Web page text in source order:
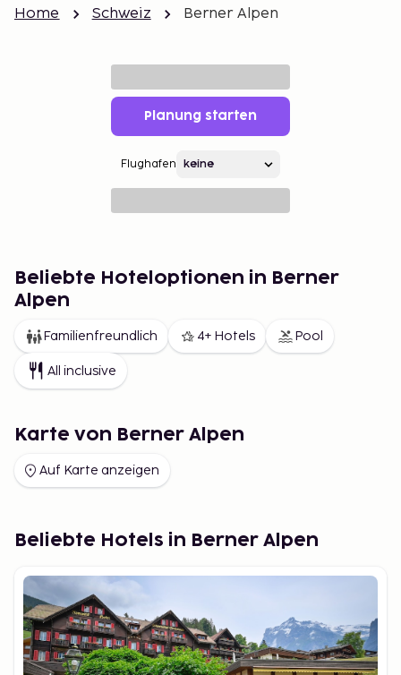
Home Schweiz Berner Alpen
Planung starten
Flughafen
Beliebte Hoteloptionen in Berner
Alpen
Familienfreundlich 4+ Hotels Pool
All inclusive
Karte von Berner Alpen
Auf Karte anzeigen
Beliebte Hotels in Berner Alpen